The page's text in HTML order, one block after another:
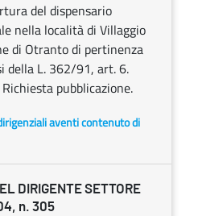
del dispensario
nella località di Villaggio
di Otranto di pertinenza
della L. 362/91, art. 6.
pubblicazione.
aventi contenuto di
DIRIGENTE SETTORE
n. 305